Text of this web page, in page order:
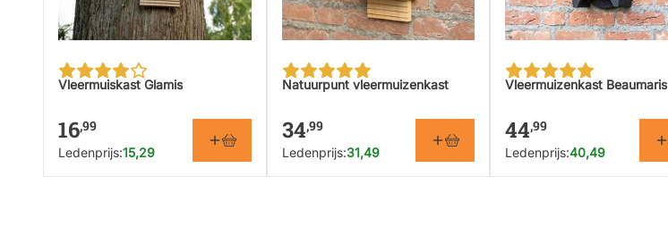
Vleermuiskast Glamis
16,99
Ledenprijs:15,29
Natuurpunt vleermuizenkast
34,99
Ledenprijs:31,49
Vleermuizenkast Beaumaris
44,99
Ledenprijs:40,49